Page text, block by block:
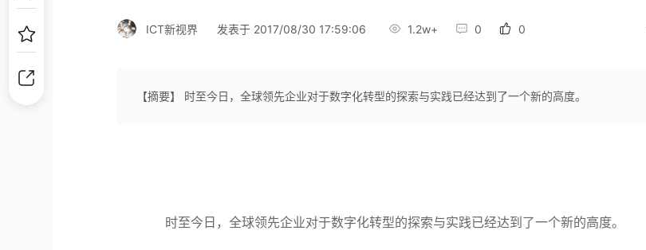
ICT新视界 发表于 2017/08/30 17:59:06 1.2w+ 0 0
【摘要】 时至今日，全球领先企业对于数字化转型的探索与实践已经达到了一个新的高度。
时至今日，全球领先企业对于数字化转型的探索与实践已经达到了一个新的高度。